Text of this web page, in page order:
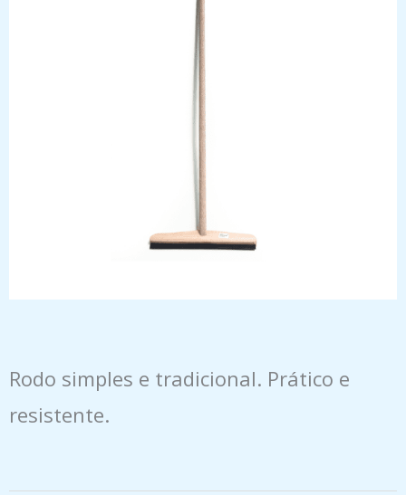
Rodo simples e tradicional. Prático e
resistente.